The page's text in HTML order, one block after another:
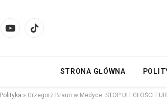
YouTubeTikTok
STRONA GŁÓWNA
Polityka » Grzegorz Braun w Medyce: STOP ULEGŁOŚCI